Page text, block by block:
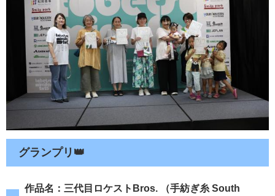
グランプリ👑
作品名：三代目ロケストBros. （手紡ぎ糸 South